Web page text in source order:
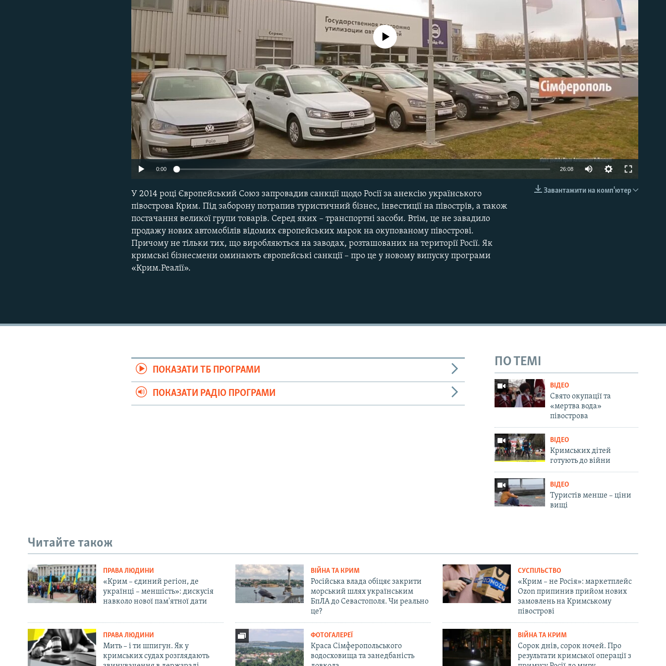
No media source currently available
0:00 26:08
Завантажити на комп'ютер
У 2014 році Європейський Союз запровадив санкції щодо Росії за анексію українського
півострова Крим. Під заборону потрапив туристичний бізнес, інвестиції на півострів, а також
постачання великої групи товарів. Серед яких – транспортні засоби. Втім, це не завадило
продажу нових автомобілів відомих європейських марок на окупованому півострові.
Причому не тільки тих, що виробляються на заводах, розташованих на території Росії. Як
кримські бізнесмени оминають європейські санкції – про це у новому випуску програми
«Крим.Реалії».
ПО ТЕМІ
ВІДЕО
Свято окупації та
«мертва вода»
півострова
ВІДЕО
Кримських дітей
готують до війни
ВІДЕО
Туристів менше – ціни
вищі
ПОКАЗАТИ ТБ ПРОГРАМИ
ПОКАЗАТИ РАДІО ПРОГРАМИ
Читайте також
ПРАВА ЛЮДИНИ
«Крим – єдиний регіон, де
українці – меншість»: дискусія
навколо нової пам'ятної дати
ВІЙНА ТА КРИМ
Російська влада обіцяє закрити
морський шлях українським
БпЛА до Севастополя. Чи реально
це?
СУСПІЛЬСТВО
«Крим – не Росія»: маркетплейс
Ozon припинив прийом нових
замовлень на Кримському
півострові
ПРАВА ЛЮДИНИ
Мить – і ти шпигун. Як у
кримських судах розглядають
ФОТОГАЛЕРЕЇ
Краса Сімферопольського
водосховища та занедбаність
ВІЙНА ТА КРИМ
Сорок днів, сорок ночей. Про
результати кримської операції з